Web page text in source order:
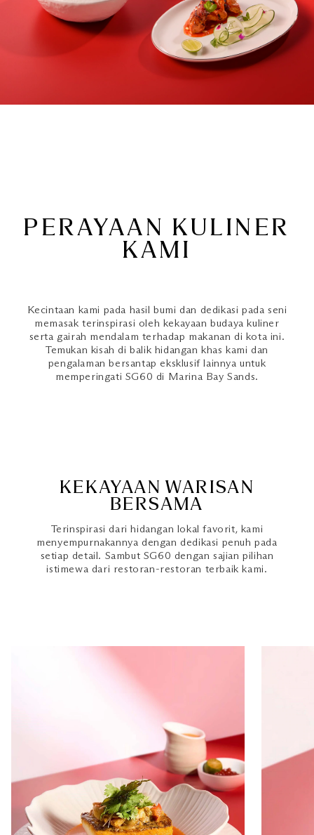
PERAYAAN KULINER
KAMI
Kecintaan kami pada hasil bumi dan dedikasi pada seni
memasak terinspirasi oleh kekayaan budaya kuliner
serta gairah mendalam terhadap makanan di kota ini.
Temukan kisah di balik hidangan khas kami dan
pengalaman bersantap eksklusif lainnya untuk
memperingati SG60 di Marina Bay Sands.
KEKAYAAN WARISAN
BERSAMA
Terinspirasi dari hidangan lokal favorit, kami
menyempurnakannya dengan dedikasi penuh pada
setiap detail. Sambut SG60 dengan sajian pilihan
istimewa dari restoran-restoran terbaik kami.